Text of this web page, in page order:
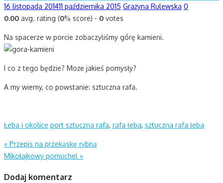
Posted
on
16 listopada 201411 października 2015 Author
Grażyna Rulewska 0
0.00 avg. rating (0% score) - 0 votes
Na spacerze w porcie zobaczyliśmy górę kamieni.
I co z tego będzie? Może jakieś pomysły?
A my wiemy, co powstanie: sztuczna rafa.
Łeba i okolice port sztuczna rafa, rafa łeba, sztuczna rafa łeba
Nawigacja
wpisu
« Przepis na przekąskę rybną
Mikołajkowy pomuchel »
Dodaj komentarz